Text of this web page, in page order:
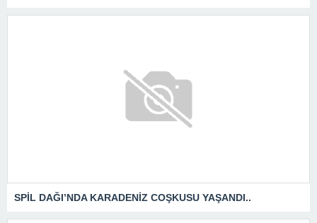
SPİL DAĞI’NDA KARADENİZ COŞKUSU YAŞANDI..